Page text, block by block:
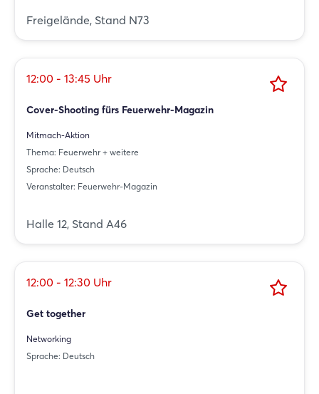
Freigelände, Stand N73
12:00 - 13:45 Uhr
Cover-Shooting fürs Feuerwehr-Magazin
Mitmach-Aktion
Thema: Feuerwehr + weitere
Sprache: Deutsch
Veranstalter: Feuerwehr-Magazin
Halle 12, Stand A46
12:00 - 12:30 Uhr
Get together
Networking
Sprache: Deutsch